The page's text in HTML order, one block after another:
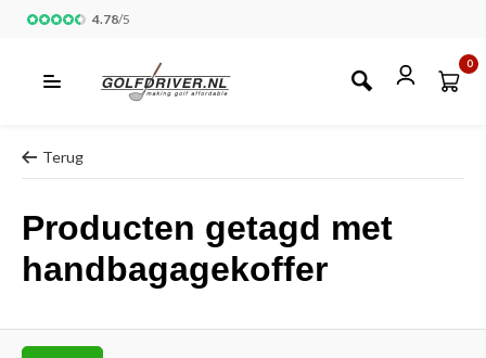
4.78/5
0
Terug
Producten getagd met
handbagagekoffer